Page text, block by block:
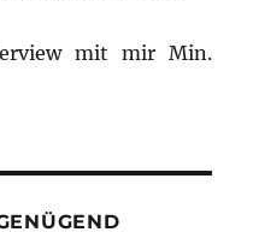
mit mir Min.